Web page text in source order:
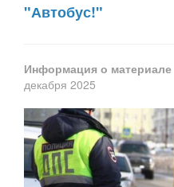
"Автобус!"
Информация о материале
декабря 2025